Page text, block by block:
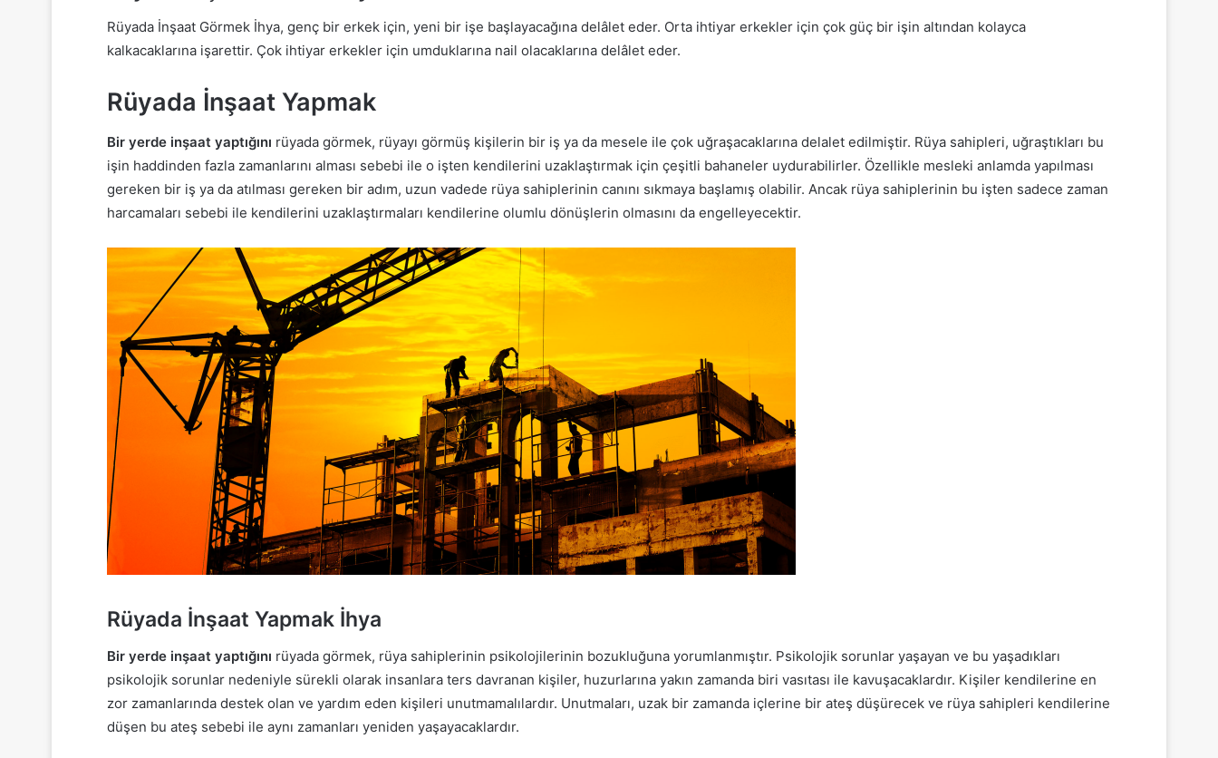
Rüyada İnşaat Görmek İhya, genç bir erkek için, yeni bir işe başlayacağına delâlet eder. Orta ihtiyar erkekler için çok güç bir işin altından kolayca
kalkacaklarına işarettir. Çok ihtiyar erkekler için umduklarına nail olacaklarına delâlet eder.
Rüyada İnşaat Yapmak
Bir yerde inşaat yaptığını rüyada görmek, rüyayı görmüş kişilerin bir iş ya da mesele ile çok uğraşacaklarına delalet edilmiştir. Rüya sahipleri, uğraştıkları bu
işin haddinden fazla zamanlarını alması sebebi ile o işten kendilerini uzaklaştırmak için çeşitli bahaneler uydurabilirler. Özellikle mesleki anlamda yapılması
gereken bir iş ya da atılması gereken bir adım, uzun vadede rüya sahiplerinin canını sıkmaya başlamış olabilir. Ancak rüya sahiplerinin bu işten sadece zaman
harcamaları sebebi ile kendilerini uzaklaştırmaları kendilerine olumlu dönüşlerin olmasını da engelleyecektir.
Rüyada İnşaat Yapmak İhya
Bir yerde inşaat yaptığını rüyada görmek, rüya sahiplerinin psikolojilerinin bozukluğuna yorumlanmıştır. Psikolojik sorunlar yaşayan ve bu yaşadıkları
psikolojik sorunlar nedeniyle sürekli olarak insanlara ters davranan kişiler, huzurlarına yakın zamanda biri vasıtası ile kavuşacaklardır. Kişiler kendilerine en
zor zamanlarında destek olan ve yardım eden kişileri unutmamalılardır. Unutmaları, uzak bir zamanda içlerine bir ateş düşürecek ve rüya sahipleri kendilerine
düşen bu ateş sebebi ile aynı zamanları yeniden yaşayacaklardır.